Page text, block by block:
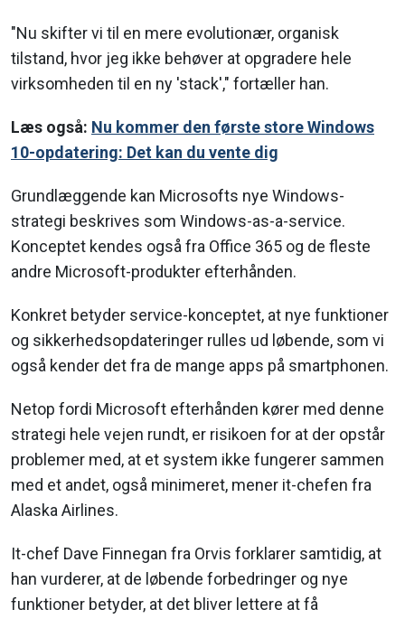
"Nu skifter vi til en mere evolutionær, organisk
tilstand, hvor jeg ikke behøver at opgradere hele
virksomheden til en ny 'stack'," fortæller han.
Læs også: Nu kommer den første store Windows
10-opdatering: Det kan du vente dig
Grundlæggende kan Microsofts nye Windows-
strategi beskrives som Windows-as-a-service.
Konceptet kendes også fra Office 365 og de fleste
andre Microsoft-produkter efterhånden.
Konkret betyder service-konceptet, at nye funktioner
og sikkerhedsopdateringer rulles ud løbende, som vi
også kender det fra de mange apps på smartphonen.
Netop fordi Microsoft efterhånden kører med denne
strategi hele vejen rundt, er risikoen for at der opstår
problemer med, at et system ikke fungerer sammen
med et andet, også minimeret, mener it-chefen fra
Alaska Airlines.
It-chef Dave Finnegan fra Orvis forklarer samtidig, at
han vurderer, at de løbende forbedringer og nye
funktioner betyder, at det bliver lettere at få